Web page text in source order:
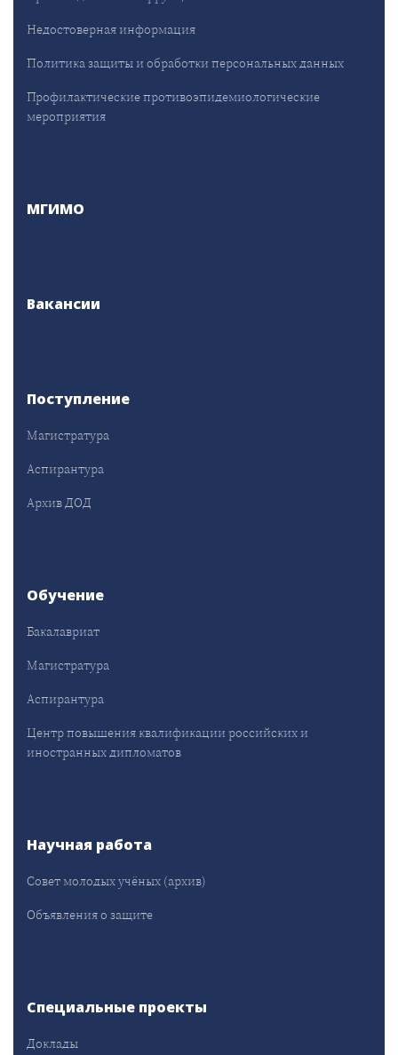
Недостоверная информация
Политика защиты и обработки персональных данных
Профилактические противоэпидемиологические
мероприятия
МГИМО
Вакансии
Поступление
Магистратура
Аспирантура
Архив ДОД
Обучение
Бакалавриат
Магистратура
Аспирантура
Центр повышения квалификации российских и
иностранных дипломатов
Научная работа
Совет молодых учёных (архив)
Объявления о защите
Специальные проекты
Доклады